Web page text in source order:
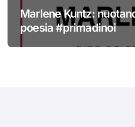
Marlene Kuntz:
poesia #primadinoi